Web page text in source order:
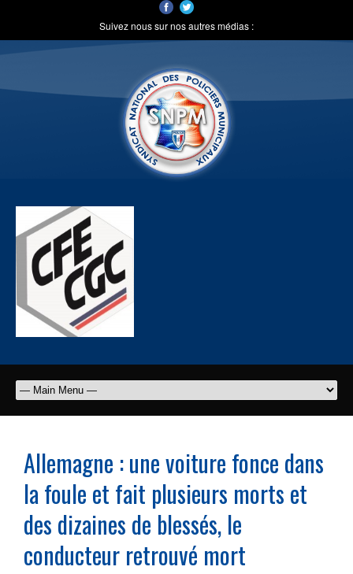
Suivez nous sur nos autres médias :
Allemagne : une voiture fonce dans
la foule et fait plusieurs morts et
des dizaines de blessés, le
conducteur retrouvé mort